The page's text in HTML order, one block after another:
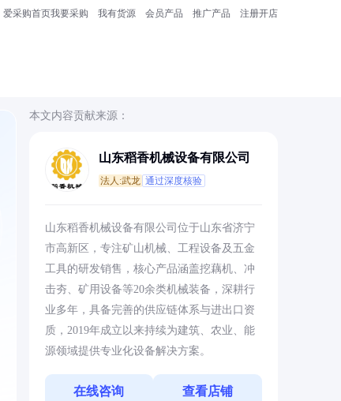
爱采购首页我要采购 我有货源 会员产品 推广产品 注册开店
本文内容贡献来源：
山东稻香机械设备有限公司
法人:武龙 通过深度核验
山东稻香机械设备有限公司位于山东省济宁
市高新区，专注矿山机械、工程设备及五金
工具的研发销售，核心产品涵盖挖藕机、冲
击夯、矿用设备等20余类机械装备，深耕行
业多年，具备完善的供应链体系与进出口资
质，2019年成立以来持续为建筑、农业、能
源领域提供专业化设备解决方案。
在线咨询 查看店铺